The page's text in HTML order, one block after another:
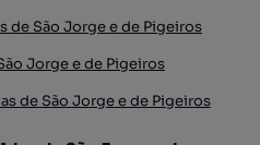
de São Jorge e de Pigeiros
Jorge e de Pigeiros
de São Jorge e de Pigeiros